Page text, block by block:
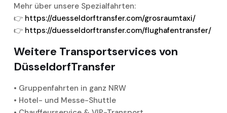
Mehr über unsere Spezialfahrten:
👉 https://duesseldorftransfer.com/grosraumtaxi/
👉 https://duesseldorftransfer.com/flughafentransfer/
Weitere Transportservices von
DüsseldorfTransfer
• Gruppenfahrten in ganz NRW
• Hotel- und Messe-Shuttle